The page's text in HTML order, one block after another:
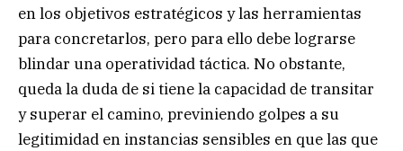
en los objetivos estratégicos y las herramientas
para concretarlos, pero para ello debe lograrse
blindar una operatividad táctica. No obstante,
queda la duda de si tiene la capacidad de transitar
y superar el camino, previniendo golpes a su
legitimidad en instancias sensibles en que las que